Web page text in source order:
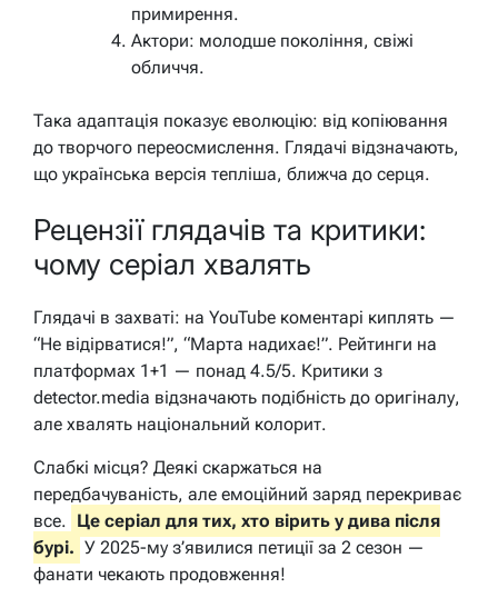
примирення.
Актори: молодше покоління, свіжі
обличчя.
Така адаптація показує еволюцію: від копіювання
до творчого переосмислення. Глядачі відзначають,
що українська версія тепліша, ближча до серця.
Рецензії глядачів та критики:
чому серіал хвалять
Глядачі в захваті: на YouTube коментарі киплять —
“Не відірватися!”, “Марта надихає!”. Рейтинги на
платформах 1+1 — понад 4.5/5. Критики з
detector.media відзначають подібність до оригіналу,
але хвалять національний колорит.
Слабкі місця? Деякі скаржаться на
передбачуваність, але емоційний заряд перекриває
все. Це серіал для тих, хто вірить у дива після
бурі. У 2025-му з’явилися петиції за 2 сезон —
фанати чекають продовження!